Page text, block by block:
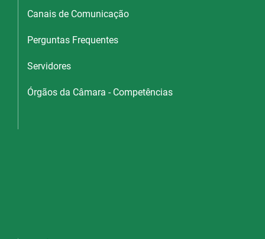
Canais de Comunicação
Perguntas Frequentes
Servidores
Órgãos da Câmara - Competências